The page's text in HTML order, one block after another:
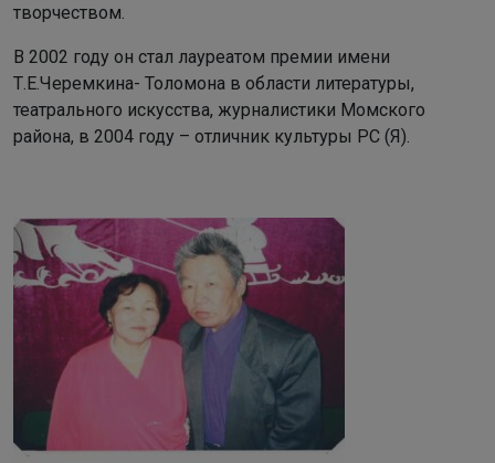
творчеством.
В 2002 году он стал лауреатом премии имени
Т.Е.Черемкина- Толомона в области литературы,
театрального искусства, журналистики Момского
района, в 2004 году – отличник культуры PC (Я).